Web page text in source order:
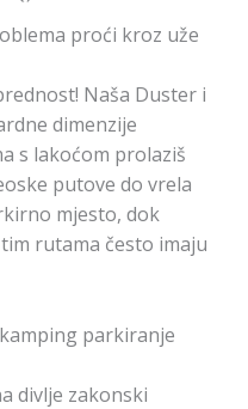
proći kroz uže
Naša Duster i
dimenzije
s lakoćom prolaziš
putove do vrela
mjesto, dok
rutama često imaju
parkiranje
divlje zakonski